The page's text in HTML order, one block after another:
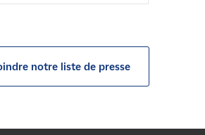
notre liste de presse